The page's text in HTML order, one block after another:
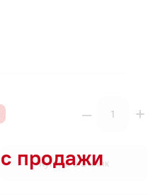
– +
Купить в 1 клик